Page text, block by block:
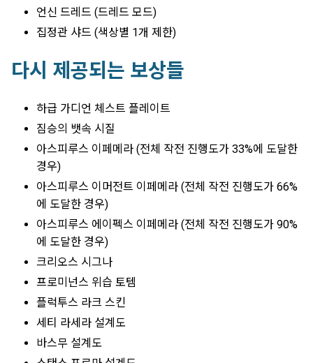
언신 드레드 (드레드 모드)
집정관 샤드 (색상별 1개 제한)
다시 제공되는 보상들
하급 가디언 체스트 플레이트
짐승의 뱃속 시질
아스피루스 이페메라 (전체 작전 진행도가 33%에 도달한
경우)
아스피루스 이머전트 이페메라 (전체 작전 진행도가 66%
에 도달한 경우)
아스피루스 에이펙스 이페메라 (전체 작전 진행도가 90%
에 도달한 경우)
크리오스 시그나
프로미넌스 위습 토템
플럭투스 라크 스킨
세티 라세라 설계도
바스무 설계도